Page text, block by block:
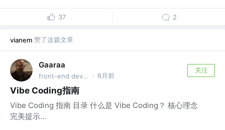
37 2
vianem 赞了这篇文章
Gaaraa
front-end developer · 6月前
关注
Vibe Coding指南
Vibe Coding 指南 目录 什么是 Vibe Coding？ 核心理念
完美提示...